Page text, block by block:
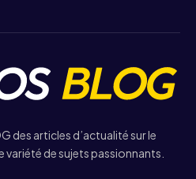
des articles d’actualité sur le
variété de sujets passionnants.